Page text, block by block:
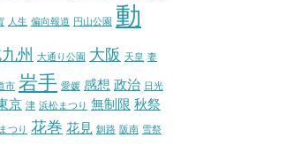
人生 偏向報道 円山公園 動
州 大通り公園 大阪 天皇 妻
市 岩手 愛媛 感想 政治 日光
京 津 浜松まつり 無制限 秋祭
つり 花巻 花見 釧路 阪南 雪祭